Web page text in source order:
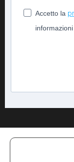
Accetto la